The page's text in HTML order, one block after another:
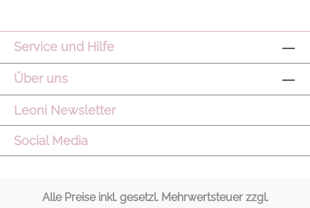
Service und Hilfe
Über uns
Leoni Newsletter
Social Media
Alle Preise inkl. gesetzl. Mehrwertsteuer zzgl.